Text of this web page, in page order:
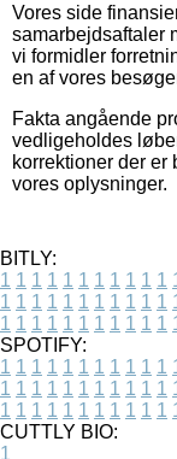
Vores side
samarbejdsaftaler
vi formidler
en af vores
Fakta angående
vedligeholdes
korrektioner der er
vores oplysninger.
BITLY:
1 1 1 1 1 1 1 1 1 1 1
1 1 1 1 1 1 1 1 1 1 1
1 1 1 1 1 1 1 1 1 1 1
SPOTIFY:
1 1 1 1 1 1 1 1 1 1 1
1 1 1 1 1 1 1 1 1 1 1
1 1 1 1 1 1 1 1 1 1 1
CUTTLY BIO:
1